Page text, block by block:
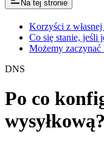
Na tej stronie
Korzyści z
Co się stanie, jeśli
Możemy
DNS
Po co
wysyłkową?